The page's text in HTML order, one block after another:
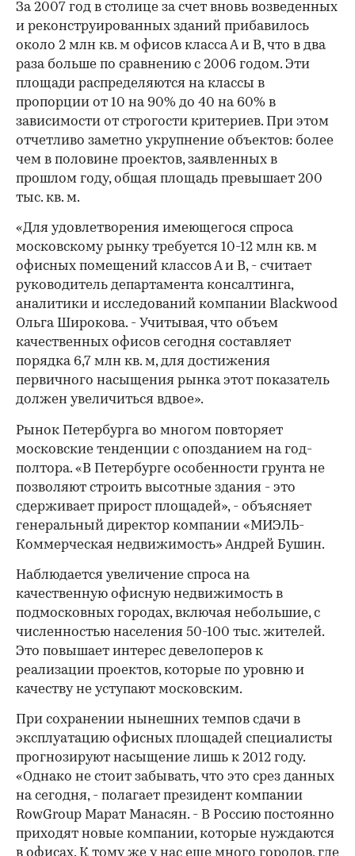
За 2007 год в столице за счет вновь возведенных
и реконструированных зданий прибавилось
около 2 млн кв. м офисов класса А и В, что в два
раза больше по сравнению с 2006 годом. Эти
площади распределяются на классы в
пропорции от 10 на 90% до 40 на 60% в
зависимости от строгости критериев. При этом
отчетливо заметно укрупнение объектов: более
чем в половине проектов, заявленных в
прошлом году, общая площадь превышает 200
тыс. кв. м.
«Для удовлетворения имеющегося спроса
московскому рынку требуется 10-12 млн кв. м
офисных помещений классов А и В, - считает
руководитель департамента консалтинга,
аналитики и исследований компании Blackwood
Ольга Широкова. - Учитывая, что объем
качественных офисов сегодня составляет
порядка 6,7 млн кв. м, для достижения
первичного насыщения рынка этот показатель
должен увеличиться вдвое».
Рынок Петербурга во многом повторяет
московские тенденции с опозданием на год-
полтора. «В Петербурге особенности грунта не
позволяют строить высотные здания - это
сдерживает прирост площадей», - объясняет
генеральный директор компании «МИЭЛЬ-
Коммерческая недвижимость» Андрей Бушин.
Наблюдается увеличение спроса на
качественную офисную недвижимость в
подмосковных городах, включая небольшие, с
численностью населения 50-100 тыс. жителей.
Это повышает интерес девелоперов к
реализации проектов, которые по уровню и
качеству не уступают московским.
При сохранении нынешних темпов сдачи в
эксплуатацию офисных площадей специалисты
прогнозируют насыщение лишь к 2012 году.
«Однако не стоит забывать, что это срез данных
на сегодня, - полагает президент компании
RowGroup Марат Манасян. - В Россию постоянно
приходят новые компании, которые нуждаются
в офисах. К тому же у нас еще много городов, где